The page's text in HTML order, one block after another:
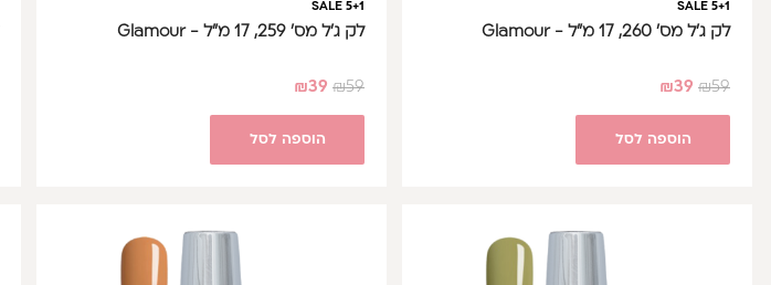
SALE 5+1
לק ג'ל מס' 260, 17 מ"ל - Glamour
₪59
₪39
הוספה לסל
SALE 5+1
לק ג'ל מס' 259, 17 מ"ל - Glamour
₪59
₪39
הוספה לסל